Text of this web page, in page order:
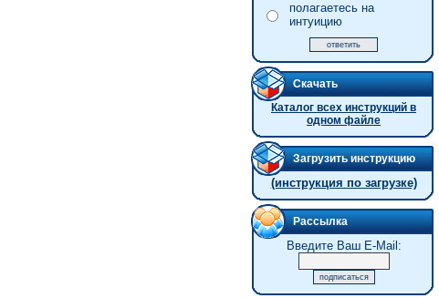
полагаетесь на
интуицию
Скачать
Каталог всех инструкций в
одном файле
Загрузить инструкцию
(инструкция по загрузке)
Рассылка
Введите Ваш E-Mail: